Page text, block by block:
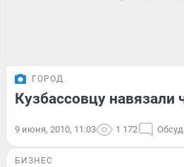
ГОРОД
Кузбассовцу навязали
9 июня, 2010, 11:03 1 172
БИЗНЕС